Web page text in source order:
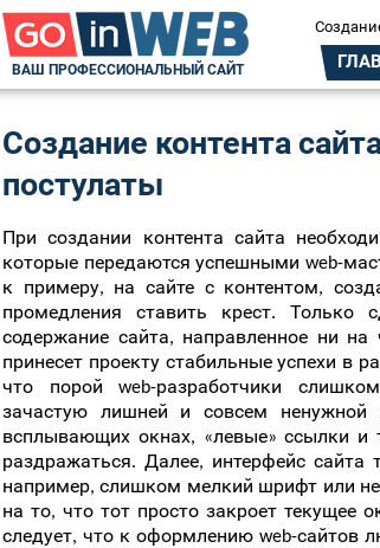
ВАШ ПРОФЕССИОНАЛЬНЫЙ САЙТ
Создание контента
постулаты
При создании контента сайта
которые передаются успешными web-
к примеру, на сайте с контентом,
промедления ставить крест. Только
содержание сайта, направленное ни на
принесет проекту стабильные успехи в
что порой web-разработчики
зачастую лишней и совсем ненужной
всплывающих окнах, «левые» ссылки и
раздражаться. Далее, интерфейс сайта
например, слишком мелкий шрифт или
на то, что тот просто закроет текущее
следует, что к оформлению web-сайтов